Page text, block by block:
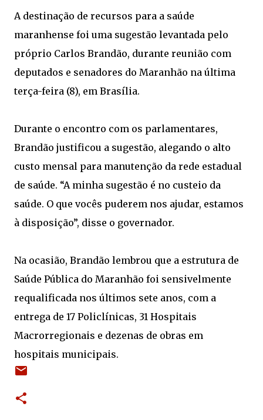
A destinação de recursos para a saúde
maranhense foi uma sugestão levantada pelo
próprio Carlos Brandão, durante reunião com
deputados e senadores do Maranhão na última
terça-feira (8), em Brasília.
Durante o encontro com os parlamentares,
Brandão justificou a sugestão, alegando o alto
custo mensal para manutenção da rede estadual
de saúde. “A minha sugestão é no custeio da
saúde. O que vocês puderem nos ajudar, estamos
à disposição”, disse o governador.
Na ocasião, Brandão lembrou que a estrutura de
Saúde Pública do Maranhão foi sensivelmente
requalificada nos últimos sete anos, com a
entrega de 17 Policlínicas, 31 Hospitais
Macrorregionais e dezenas de obras em
hospitais municipais.